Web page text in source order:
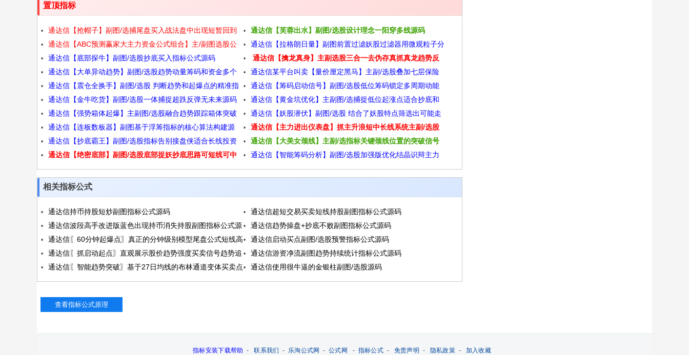
置顶指标
通达信【抢帽子】副图/选捕尾盘买入战法盘中出现短暂回到
尾盘又重新走强源码
通达信【芙蓉出水】副图/选股设计理念一阳穿多线源码
通达信【ABC预测赢家大主力资金公式组合】主/副图选股公
式大资金波段趋势判断牛股源码
通达信【拉格朗日量】副图前置过滤妖股过滤器用微观粒子分
支选股源码
通达信【底部探牛】副图/选股抄底买入指标公式源码 通达信【擒龙真身】主副选股三合一去伪存真抓真龙趋势反
转一剑封喉源码
通达信【大单异动趋势】副图/选股趋势动量筹码和资金多个
维度看清庄家源码
通达信某平台叫卖【量价厘定黑马】主副/选股叠加七层保险
跳出黄钻发令枪源码
通达信【震仓全换手】副图/选股 判断趋势和起爆点的精准指
标 源码
通达信【筹码启动信号】副图/选股低位筹码锁定多周期动能
三重共振源码
通达信【金牛吃货】副图/选股一体捕捉超跌反弹无未来源码 通达信【黄金坑优化】主副图/选捕捉低位起涨点适合抄底和
趋势启动源码
通达信【强势箱体起爆】主副图/选股融合趋势跟踪箱体突破
强势涨停抄底逃顶四功能源码
通达信【妖股潜伏】副图/选股 结合了妖股特点筛选出可能走
出妖股的个股源码
通达信【连板数板器】副图基于浮筹指标的核心算法构建源
码
通达信【主力进出仪表盘】抓主升浪短中长线系统主副/选股
指标源码
通达信【抄底霸王】副图/选股指标告别接盘侠适合长线投资
与短线操作无未来源码
通达信【大美女颈线】主副/选指标关键颈线位置的突破信号
并辅助判断买卖时机源码
通达信【绝密底部】副图/选股底部捉妖抄底思路可短线可中
线源码
通达信【智能筹码分析】副图/选股加强版优化结晶识辩主力
筹码源码
相关指标公式
通达信持币持股短炒副图指标公式源码
通达信超短交易买卖短线持股副图指标公式源码
通达信波段高手改进版蓝色出现持币消失持股副图指标公式源
码
通达信趋势操盘+抄底不败副图指标公式源码
通达信〖60分钟起爆点〗真正的分钟级别模型尾盘公式短线高
胜率源码
通达信启动买点副图/选股预警指标公式源码
通达信〖抓启动起点〗直观展示股价趋势强度买卖信号趋势追
涨源码
通达信游资净流副图趋势持续统计指标公式源码
通达信〖智能趋势突破〗基于27日均线的布林通道变体买卖点
源码
通达信使用很牛逼的金银柱副图/选股源码
指标安装下载帮助 -联系我们 - 乐淘公式网 -公式网 - 指标公式- 免责声明 - 隐私政策- 加入收藏